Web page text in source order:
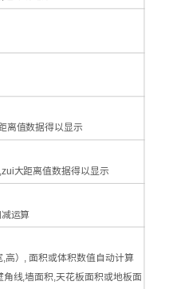
离值数据得以显示
大距离值数据得以显示
运算
高）, 面积或体积数值自动计算
线,墙面积,天花板面积或地板面